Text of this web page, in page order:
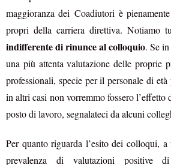
maggioranza dei Coadiutori è
propri della carriera direttiva. Notiamo
indifferente di rinunce al colloquio. Se
una più attenta valutazione delle proprie
professionali, specie per il personale di
in altri casi non vorremmo fossero l’effetto
posto di lavoro, segnalateci da alcuni
Per quanto riguarda l’esito dei colloqui, a
prevalenza di valutazioni positive